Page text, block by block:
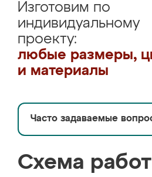
Изготовим по
индивидуальному
проекту:
любые размеры,
и материалы
Часто задаваемые
Схема